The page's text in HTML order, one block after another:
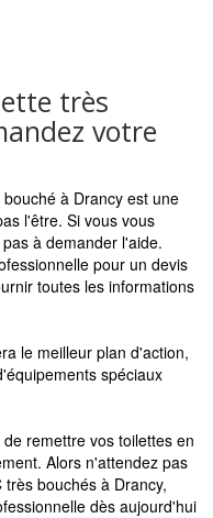
très
votre
à Drancy est une
l'être. Si vous vous
à demander l'aide.
pour un devis
toutes les informations
le meilleur plan d'action,
spéciaux
remettre vos toilettes en
Alors n'attendez pas
bouchés à Drancy,
dès aujourd'hui